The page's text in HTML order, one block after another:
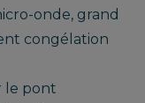
onde, grand
congélation
le pont